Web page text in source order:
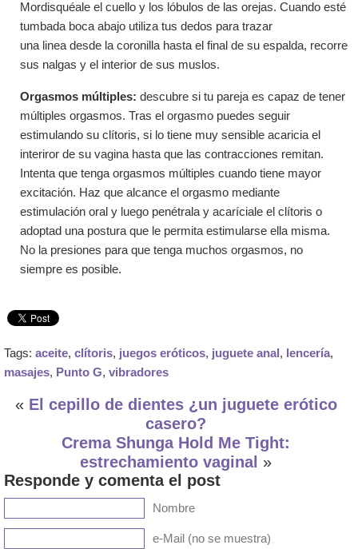
Mordisquéale el cuello y los lóbulos de las orejas. Cuando esté
tumbada boca abajo utiliza tus dedos para trazar
una linea desde la coronilla hasta el final de su espalda, recorre
sus nalgas y el interior de sus muslos.
Orgasmos múltiples: descubre si tu pareja es capaz de tener
múltiples orgasmos. Tras el orgasmo puedes seguir
estimulando su clítoris, si lo tiene muy sensible acaricia el
interiror de su vagina hasta que las contracciones remitan.
Intenta que tenga orgasmos múltiples cuando tiene mayor
excitación. Haz que alcance el orgasmo mediante
estimulación oral y luego penétrala y acaríciale el clítoris o
adoptad una postura que le permita estimularse ella misma.
No la presiones para que tenga muchos orgasmos, no
siempre es posible.
Tags: aceite, clítoris, juegos eróticos, juguete anal , lencería,
masajes, Punto G, vibradores
« El cepillo de dientes ¿un juguete erótico
casero?
Crema Shunga Hold Me Tight:
estrechamiento vaginal »
Responde y comenta el post
Nombre
e-Mail (no se muestra)